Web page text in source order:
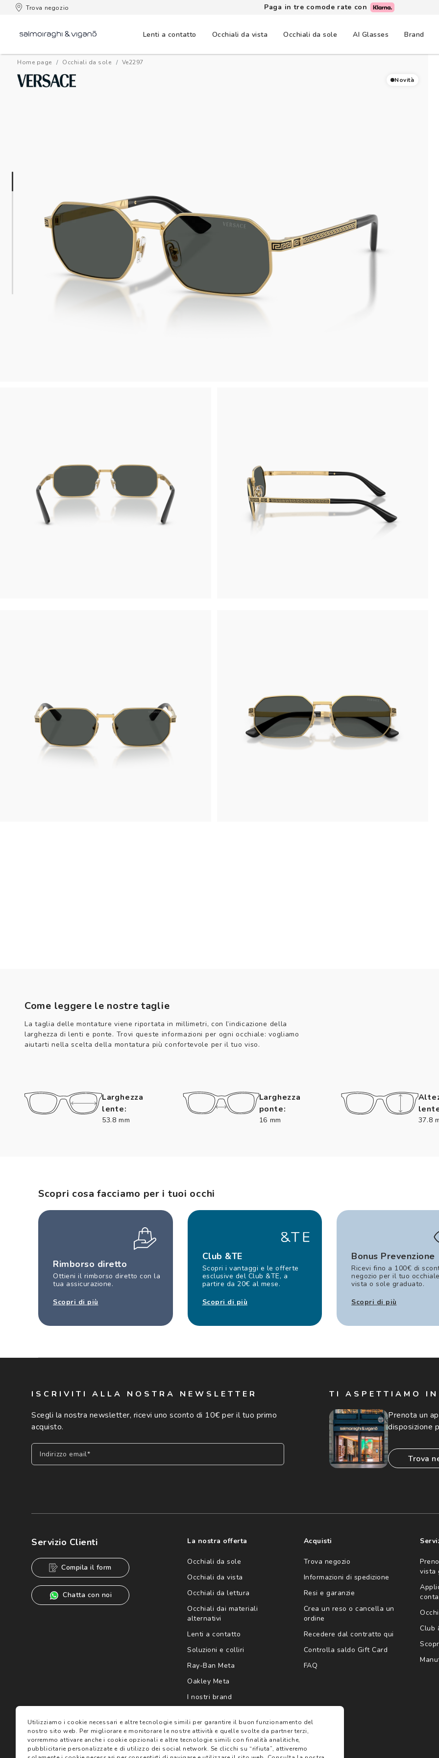
Trova negozio Paga in tre comode rate con
Lenti a contatto Occhiali da vista Occhiali da sole AI Glasses Brand
Home page Occhiali da sole ve2297
Novità
Spedizione sicura e gratuita, senza spesa minima
Come leggere le nostre taglie
La taglia delle montature viene riportata in millimetri, con l’indicazione della
larghezza di lenti e ponte. Trovi queste informazioni per ogni occhiale: vogliamo
aiutarti nella scelta della montatura più confortevole per il tuo viso.
Larghezza
lente:
53.8 mm
Larghezza
ponte:
16 mm 37.8
Scopri cosa facciamo per i tuoi occhi
Rimborso diretto
Ottieni il rimborso diretto con la
tua assicurazione.
Scopri di più
Club &TE
Scopri i vantaggi e le offerte
esclusive del Club &TE, a
partire da 20€ al mese.
Scopri di più
Bonus Prevenzione
Ricevi fino a 100€ di
negozio per il tuo
vista o sole graduato.
Scopri di più
ISCRIVITI ALLA NOSTRA NEWSLETTER
Scegli la nostra newsletter, ricevi uno sconto di 10€ per il tuo primo
acquisto.
Indirizzo email*
speciali, novità ed altre comunicazioni di carattere pubblicitario (consultare
Informativa sulla privacy
per ulteriori informazioni).
TI ASPETTIAMO
Prenota un
disposizione
trova
Servizio Clienti
Compila il form
Chatta con noi
La nostra offerta
Occhiali da sole
Occhiali da vista
Occhiali da lettura
Occhiali dai materiali
alternativi
Lenti a contatto
Soluzioni e colliri
Ray-Ban Meta
Oakley Meta
I nostri brand
Acquisti
Trova negozio
Informazioni di spedizione
Resi e garanzie
Crea un reso o cancella un
ordine
Recedere dal contratto qui
Controlla saldo Gift Card
FAQ
vista
Club
Utilizziamo i cookie necessari e altre tecnologie simili per garantire il buon funzionamento del
nostro sito web. Per migliorare e monitorare le nostre attività e quelle svolte da partner terzi,
vorremmo attivare anche i cookie opzionali e altre tecnologie simili con finalità analitiche,
pubblicitarie personalizzate e di utilizzo dei social network. Se clicchi su “rifiuta”, attiveremo